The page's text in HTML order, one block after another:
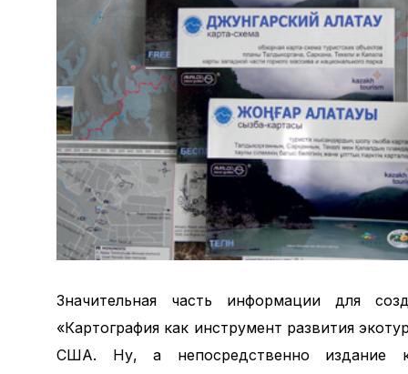
Значительная часть информации для
«Картография как инструмент развития
США. Ну, а непосредственно издание